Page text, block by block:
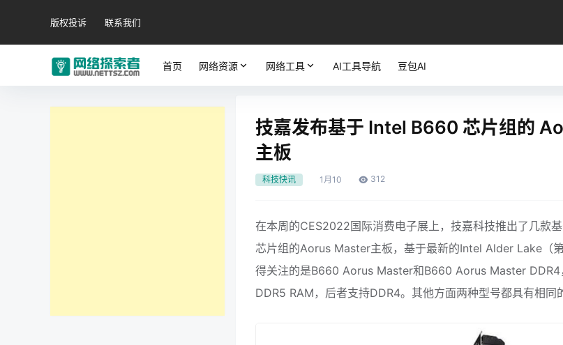
版权投诉 联系我们
首页 网络资源 网络工具 AI工具导航 豆包AI
技嘉发布基于 Intel B660 芯片组的
主板
科技快讯 1月 10 312
在本周的CES2022国际消费电子展上，技嘉科技推出了几款
芯片组的Aorus Master主板，基于最新的Intel Alder Lake（
得关注的是B660 Aorus Master和B660 Aorus Master DDR4
DDR5 RAM，后者支持DDR4。其他方面两种型号都具有相同